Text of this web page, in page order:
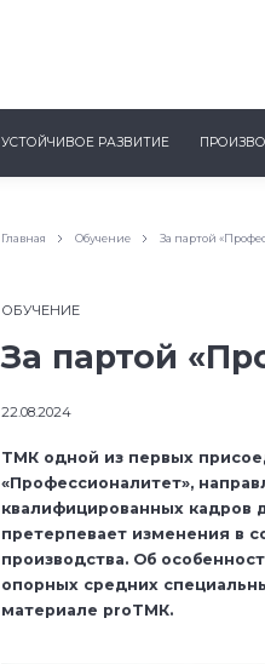
№27 (225)
УСТОЙЧИВОЕ РАЗВИТИЕ
Главная Обучение За партой
ОБУЧЕНИЕ
За партой
22.08.2024
ТМК одной из первых
«Профессионалитет»,
квалифицированных
претерпевает изменения в
производства. Об
опорных средних
материале proТМК.